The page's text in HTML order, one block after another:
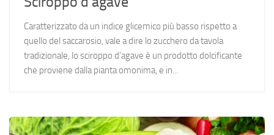
Caratterizzato da un indice glicemico più basso rispetto a
quello del saccarosio, vale a dire lo zucchero da tavola
tradizionale, lo sciroppo d’agave è un prodotto dolcificante
che proviene dalla pianta omonima, e in...